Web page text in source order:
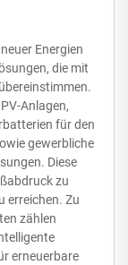
Energien
die mit
Anlagen,
für den
gewerbliche
Diese
zu
erreichen. Zu
zählen
erneuerbare